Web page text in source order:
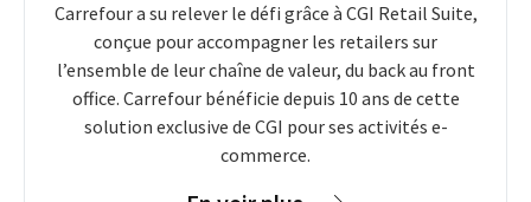
Carrefour a su relever le défi grâce à CGI Retail Suite,
conçue pour accompagner les retailers sur
l’ensemble de leur chaîne de valeur, du back au front
office. Carrefour bénéficie depuis 10 ans de cette
solution exclusive de CGI pour ses activités e-
commerce.